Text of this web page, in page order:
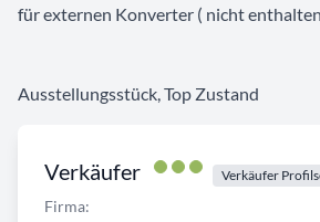
Verkäufer Verkäufer
Firma:
für externen Konverter ( nicht
Ausstellungsstück, Top Zustand